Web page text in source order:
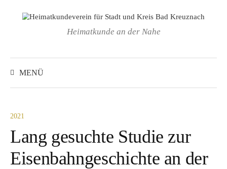
zum
Heimatkunde an der Nahe
MENÜ
2021
Lang gesuchte Studie zur
Eisenbahngeschichte an der